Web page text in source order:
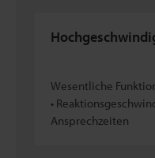
Wesentliche
•
Ansprechzeiten